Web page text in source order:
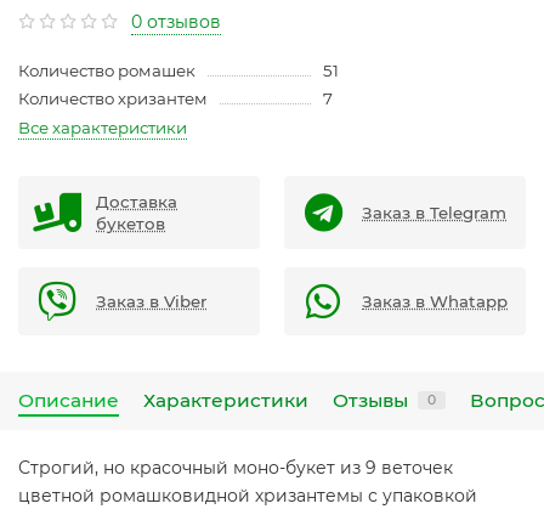
0 отзывов
Количество ромашек
51
Количество хризантем
7
Все характеристики
Доставка
букетов
Заказ в Telegram
Заказ в Viber Заказ в Whatapp
Описание Характеристики Отзывы 0
Строгий, но красочный моно-букет из 9 веточек
цветной ромашковидной хризантемы с упаковкой